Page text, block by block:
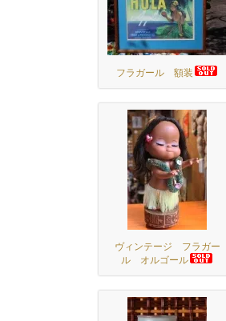
フラガール 額装
ヴィンテージ フラガー
ル オルゴール